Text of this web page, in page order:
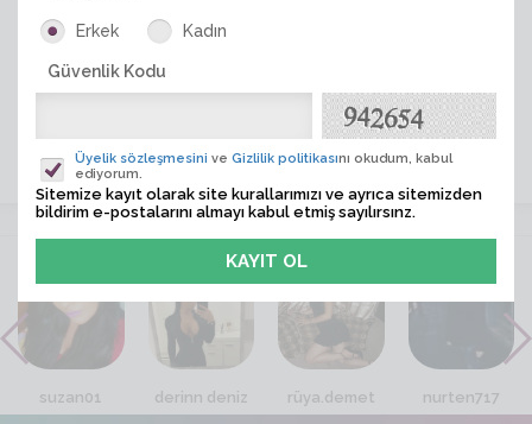
ÜYE ARA
VİTRİN
suzan01 derinn deniz rüya.demet nurten717
Erkek Kadın
Güvenlik Kodu
Üyelik sözleşmesini ve Gizlilik politikasını okudum, kabul
ediyorum.
Sitemize kayıt olarak site kurallarımızı ve ayrıca sitemizden
bildirim e-postalarını almayı kabul etmiş sayılırsınz.